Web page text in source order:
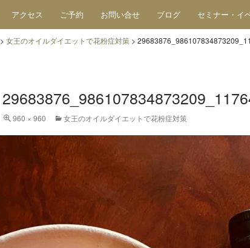
アクセス ご予約 お問い合せ ブログ セミナー・イ
> 女王のオイルダイエットで花粉症対策 >
960 × 960 女王のオイルダイエットで花粉症対策